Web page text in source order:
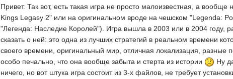
Привет. Так вот, есть такая игра не просто малоизвестная, а
Kings Legasy 2" или на оригинальном вроде на чешском "Legenda:
"Легенда: Наследие Королей"). Игра вышла в 2003 или в 2004 году,
сказать о ней: это одна из лучших стратегий в реальном времени
своего времени, оригинальный мир, отличная локализация,
особо печально, что она вообще забыта и стерта из истории
Ну
ничего, но вот штука игра состоит из 3-х файлов, не требует